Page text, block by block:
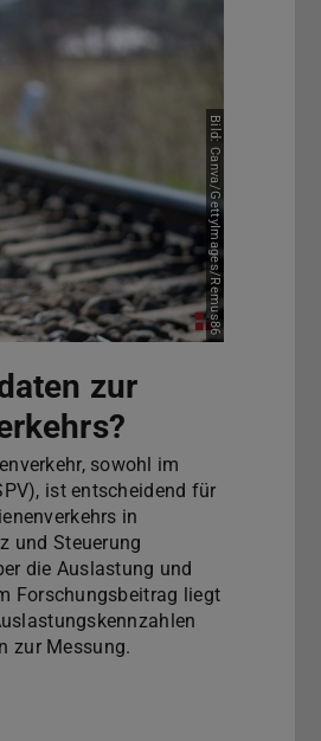
Bild: Canva/GettyImages/Remus86
zur
sowohl im
ist entscheidend für
in
und Steuerung
die Auslastung und
Forschungsbeitrag liegt
zur Messung.